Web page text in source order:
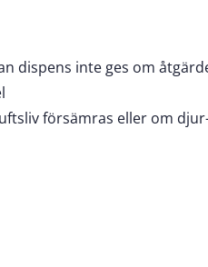
dispens inte ges om
försämras eller om